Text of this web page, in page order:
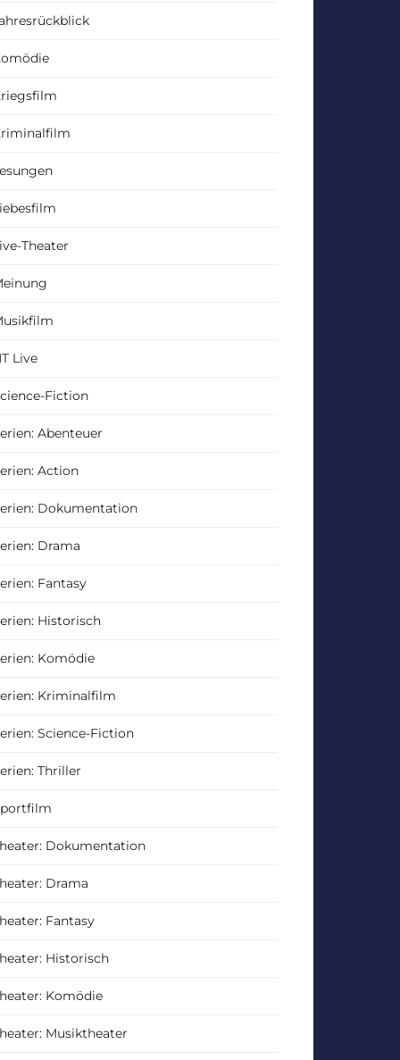
Theater
Live
Fiction
Abenteuer
Action
Dokumentation
Drama
Fantasy
Historisch
Komödie
Kriminalfilm
Science-Fiction
Thriller
Dokumentation
Drama
Fantasy
Historisch
Komödie
Musiktheater